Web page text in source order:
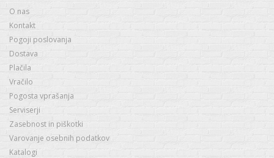
O nas
Kontakt
Pogoji poslovanja
Dostava
Plačila
Vračilo
Pogosta vprašanja
Serviserji
Zasebnost in piškotki
Varovanje osebnih podatkov
Katalogi